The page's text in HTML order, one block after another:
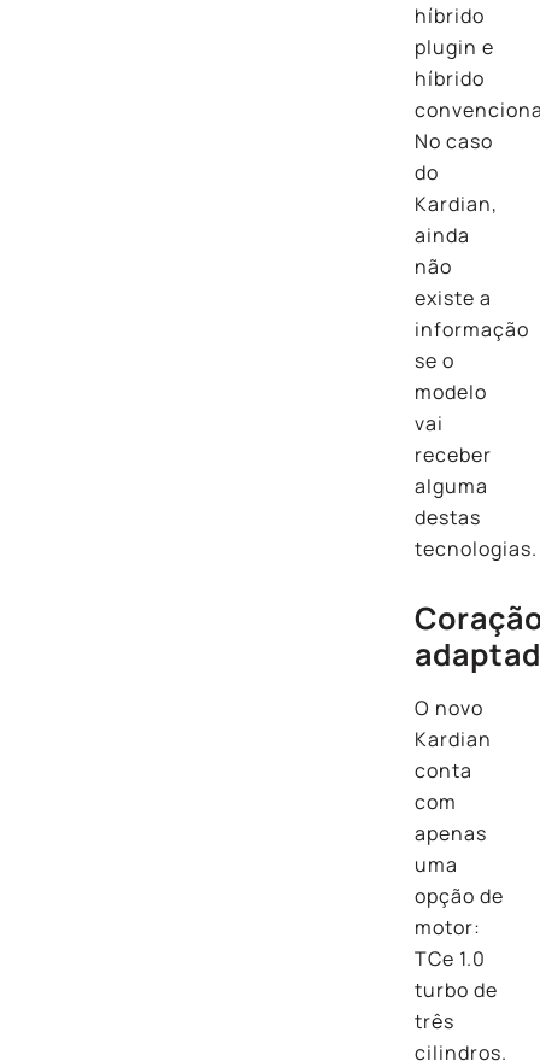
híbrido
plugin e
híbrido
No caso
do
Kardian,
ainda
não
existe a
informação
se o
modelo
vai
receber
alguma
destas
tecnologias.
O novo
Kardian
conta
com
apenas
uma
opção de
motor:
TCe 1.0
turbo de
três
cilindros.